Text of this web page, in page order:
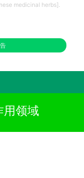
medicinal herbs].
用领域